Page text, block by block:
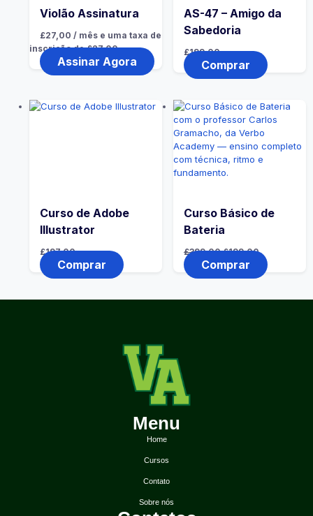
Violão Assinatura
£27,00 / mês e uma taxa de
inscrição de£27,00
Assinar Agora
AS-47 – Amigo da
Sabedoria
£199,00
Comprar
Curso de Adobe
Illustrator
£197,00
Comprar
Curso Básico de
Bateria
£399,00 £199,00
Comprar
Menu
Home
Cursos
Contato
Sobre nós